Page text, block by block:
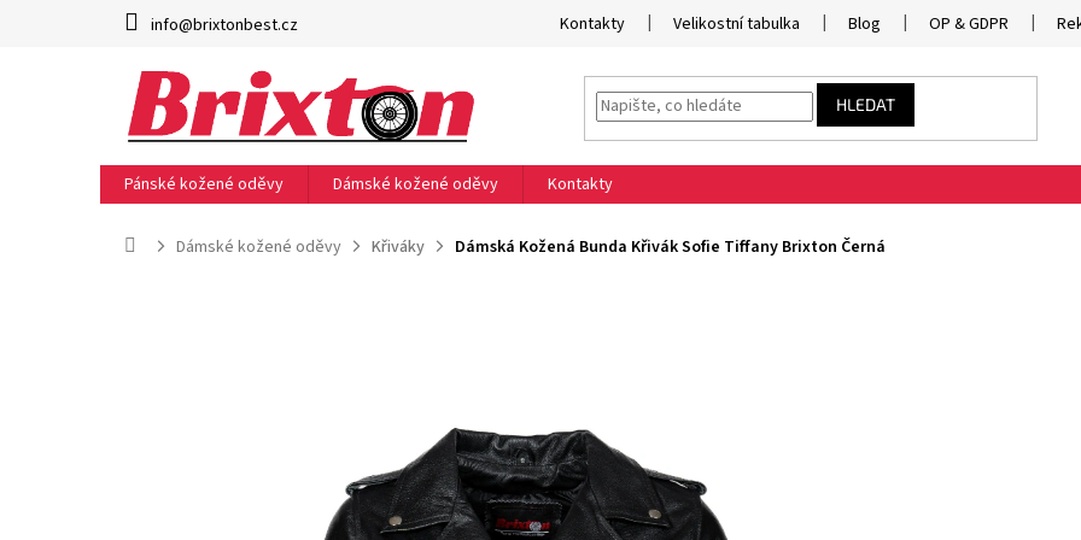
info@brixtonbest.cz Kontakty Velikostní tabulka Blog OP & GDPR
HLEDAT
Pánské kožené oděvy Dámské kožené oděvy Kontakty
DomůDámské kožené oděvy Křiváky Dámská Kožená Bunda Křivák Sofie Tiffany Brixton Černá